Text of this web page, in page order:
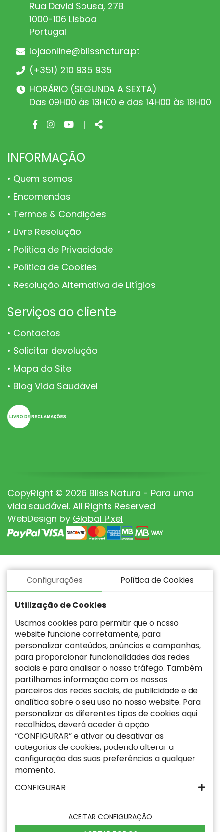
Rua David Sousa, 27B
1000-106 Lisboa
Portugal
lojaonline@blissnatura.pt
(+351) 210 935 935
HORÁRIO (SEGUNDA A SEXTA)
Das 09H00 às 13H00 e das 14H00 às 18H00
Facebook
Instagram
Youtube
| Share
INFORMAÇÃO
Quem somos
Encomendas
Termos & Condições
Livre Resolução
Política de Privacidade
Política de Cookies
Resolução Alternativa de Litígios
Serviços ao cliente
Contactos
Solicitar devolução
Mapa do Site
Blog Vida Saudável
CopyRight © 2026 Bliss Natura - Para uma
vida saudável. All Rights Reserved
WebDesign by Global Pixel
Configurações Política de Cookies
Utilização de Cookies
Usamos cookies para permitir que o nosso
website funcione corretamente, para
personalizar conteúdos, anúncios e campanhas,
para proporcionar funcionalidades das redes
sociais e para analisar o nosso tráfego. Também
partilhamos informação com os nossos
parceiros das redes sociais, de publicidade e de
analítica sobre o seu uso no nosso website. Para
personalizar os diferentes tipos de cookies aqui
recolhidos, deverá aceder à opção
“CONFIGURAR” e ativar ou desativar as
categorias de cookies, podendo alterar a
configuração das suas preferências a qualquer
momento.
CONFIGURAR
ACEITAR CONFIGURAÇÃO